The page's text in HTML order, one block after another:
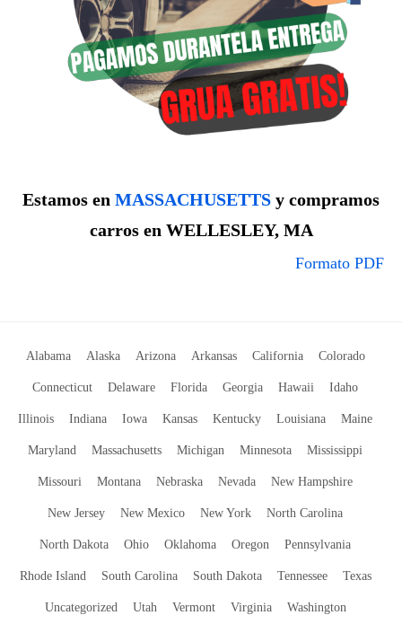
Estamos en MASSACHUSETTS y compramos
carros en WELLESLEY, MA
Formato PDF
Alabama Alaska Arizona Arkansas California Colorado
Connecticut Delaware Florida Georgia Hawaii Idaho
Illinois Indiana Iowa Kansas Kentucky Louisiana Maine
Maryland Massachusetts Michigan Minnesota Mississippi
Missouri Montana Nebraska Nevada New Hampshire
New Jersey New Mexico New York North Carolina
North Dakota Ohio Oklahoma Oregon Pennsylvania
Rhode Island South Carolina South Dakota Tennessee Texas
Uncategorized Utah Vermont Virginia Washington